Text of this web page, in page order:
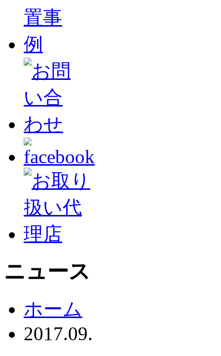
ニュース
ホーム
2017.09.